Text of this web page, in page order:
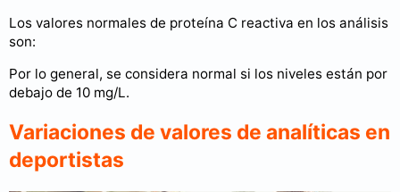
Los valores normales de proteína C reactiva en los análisis
son:
Por lo general, se considera normal si los niveles están por
debajo de 10 mg/L.
Variaciones de valores de analíticas en
deportistas